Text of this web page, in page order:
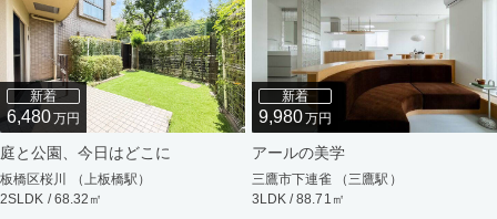
新着
6,480万円
庭と公園、今日はどこに
板橋区桜川 （上板橋駅）
2SLDK / 68.32㎡
新着
9,980万円
アールの美学
三鷹市下連雀 （三鷹駅）
3LDK / 88.71㎡